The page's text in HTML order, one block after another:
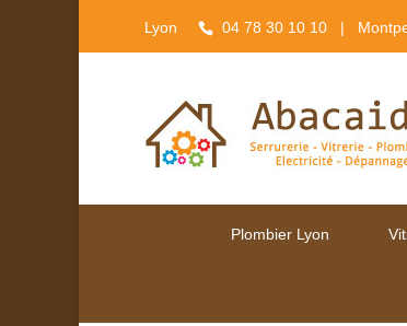
Lyon 04 78 30 10 10 |
Plombier Lyon